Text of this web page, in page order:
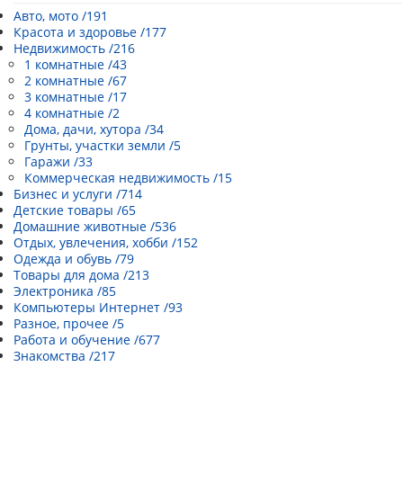
Каталог сайтов
| Регистрация |
Авто, мото /191
Красота и здоровье /177
Недвижимость /216
1 комнатные /43
2 комнатные /67
3 комнатные /17
4 комнатные /2
Дома, дачи, хутора /34
Грунты, участки земли /5
Гаражи /33
Коммерческая недвижимость /15
Бизнес и услуги /714
Детские товары /65
Домашние животные /536
Отдых, увлечения, хобби /152
Одежда и обувь /79
Товары для дома /213
Электроника /85
Компьютеры Интернет /93
Разное, прочее /5
Работа и обучение /677
Знакомства /217